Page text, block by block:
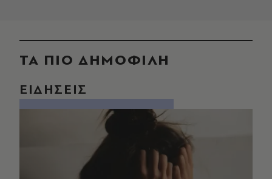
ΤΑ ΠΙΟ ΔΗΜΟΦΙΛΗ
ΕΙΔΗΣΕΙΣ